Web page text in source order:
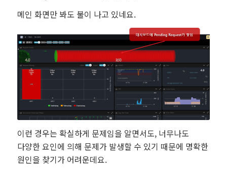
메인 화면만 봐도 불이 나고 있네요.
이런 경우는 확실하게 문제임을 알면서도, 너무나도
다양한 요인에 의해 문제가 발생할 수 있기 때문에 명확한
원인을 찾기가 어려운데요.